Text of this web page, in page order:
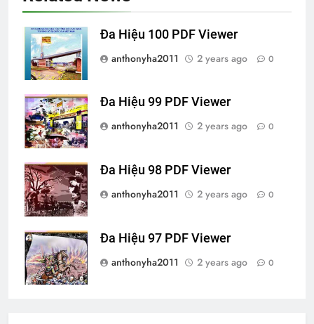
Đa Hiệu 100 PDF Viewer
anthonyha2011
2 years ago 0
Đa Hiệu 99 PDF Viewer
anthonyha2011
2 years ago 0
Đa Hiệu 98 PDF Viewer
anthonyha2011
2 years ago 0
Đa Hiệu 97 PDF Viewer
anthonyha2011
2 years ago 0